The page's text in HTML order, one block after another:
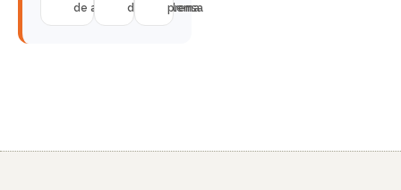
de acuerdodel problema
prensa